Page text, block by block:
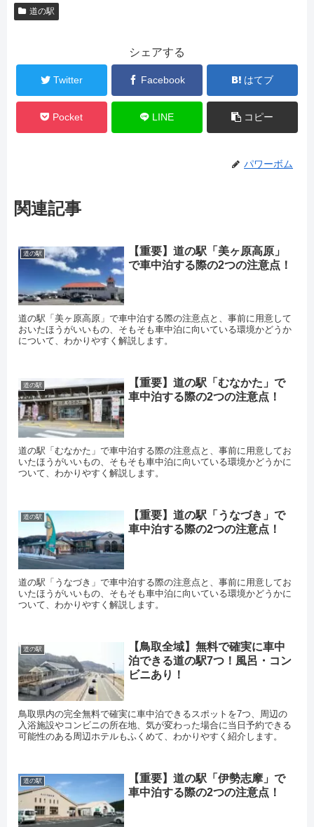
道の駅
シェアする
Twitter Facebook はてブ
Pocket LINE コピー
パワーボム
関連記事
道の駅
【重要】道の駅「美ヶ原高原」
で車中泊する際の2つの注意点！
道の駅「美ヶ原高原」で車中泊する際の注意点と、事前に用意して
おいたほうがいいもの、そもそも車中泊に向いている環境かどうか
について、わかりやすく解説します。
道の駅
【重要】道の駅「むなかた」で
車中泊する際の2つの注意点！
道の駅「むなかた」で車中泊する際の注意点と、事前に用意してお
いたほうがいいもの、そもそも車中泊に向いている環境かどうかに
ついて、わかりやすく解説します。
道の駅
【重要】道の駅「うなづき」で
車中泊する際の2つの注意点！
道の駅「うなづき」で車中泊する際の注意点と、事前に用意してお
いたほうがいいもの、そもそも車中泊に向いている環境かどうかに
ついて、わかりやすく解説します。
道の駅
【鳥取全域】無料で確実に車中
泊できる道の駅7つ！風呂・コン
ビニあり！
鳥取県内の完全無料で確実に車中泊できるスポットを7つ、周辺の
入浴施設やコンビニの所在地、気が変わった場合に当日予約できる
可能性のある周辺ホテルもふくめて、わかりやすく紹介します。
道の駅
【重要】道の駅「伊勢志摩」で
車中泊する際の2つの注意点！